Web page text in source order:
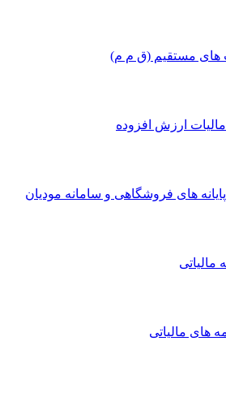
های مستقیم (ق م م)
ارزش افزوده
های فروشگاهی و سامانه مودیان
مالیاتی
های مالیاتی